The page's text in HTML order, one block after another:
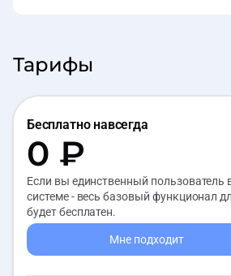
Тарифы
Бесплатно навсегда
0 ₽
Если вы единственный пользователь
системе - весь базовый функционал
будет бесплатен.
Мне подходит